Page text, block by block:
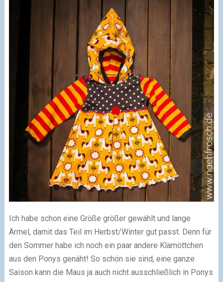
Ich habe schon eine Größe größer gewählt und lange
Ärmel, damit das Teil im Herbst/Winter gut passt. Denn für
den Sommer habe ich noch ein paar andere Klamöttchen
aus den Ponys genäht! So schön sie sind, eine ganze
Saison kann die Maus ja auch nicht ausschließlich in Ponys